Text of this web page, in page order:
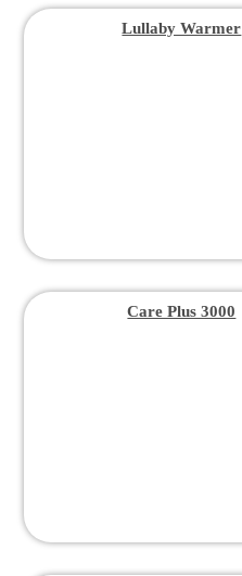
Lullaby Warmer
Care Plus 3000